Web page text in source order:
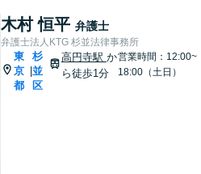
木村 恒平 弁護士
弁護士法人KTG 杉並法律事務所
東
京
都
杉
並
区
高円寺駅 か
ら徒歩1分
営業時間：12:00~
18:00（土日）